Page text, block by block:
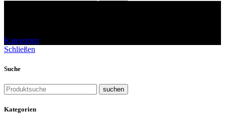
Kategorien
Schließen
Suche
suchen
Kategorien